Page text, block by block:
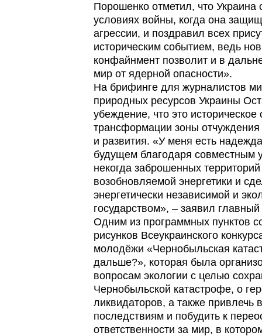
Порошенко отметил, что Украина
условиях войны, когда она
агрессии, и поздравил всех
историческим событием, ведь
конфайнмент позволит и в
мир от ядерной опасности».
На брифинге для журналистов
природных ресурсов Украины
убеждение, что это
трансформации зоны
и развития. «У меня есть
будущем благодаря
некогда заброшенных
возобновляемой энергетики и
энергетически независимой и
государством», – заявил
Одним из программных пунктов
рисунков Всеукраинского
молодёжи «Чернобыльская
дальше?», которая была
вопросам экологии с целью
Чернобыльской катастрофе, о
ликвидаторов, а также привлечь
последствиям и побудить к
ответственности за мир, в